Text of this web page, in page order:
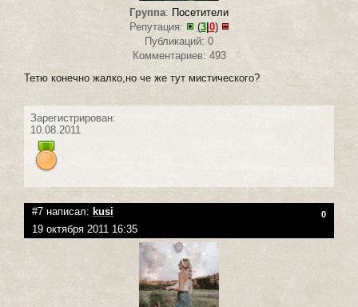
Группа: Посетители
Репутация:
(3| 0)
Публикаций: 0
Комментариев: 493
Тетю конечно жалко,но че же тут мистического?
Зарегистрирован:
10.08.2011
#7 написал: kusi 0
19 октября 2011 16:35